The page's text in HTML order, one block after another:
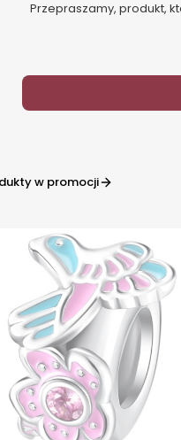
Przepraszamy, produkt,
w promocji